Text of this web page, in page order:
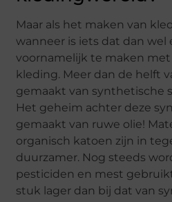
Maar als het maken van
wanneer is iets dat dan
voornamelijk te maken
kleding. Meer dan de helft
gemaakt van synthetische
Het geheim achter deze
gemaakt van ruwe olie!
organisch katoen zijn in
duurzamer. Nog steeds
pesticiden en mest
stuk lager dan bij dat van